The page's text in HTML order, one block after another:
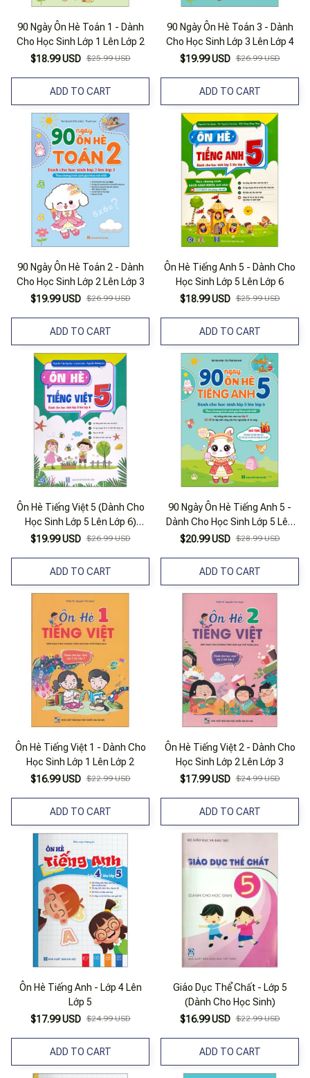
90 Ngày Ôn Hè Toán 1 - Dành
Cho Học Sinh Lớp 1 Lên Lớp 2
$18.99 USD $25.99 USD
ADD TO CART
90 Ngày Ôn Hè Toán 3 - Dành
Cho Học Sinh Lớp 3 Lên Lớp 4
$19.99 USD $26.99 USD
ADD TO CART
90 Ngày Ôn Hè Toán 2 - Dành
Cho Học Sinh Lớp 2 Lên Lớp 3
$19.99 USD $26.99 USD
ADD TO CART
Ôn Hè Tiếng Anh 5 - Dành Cho
Học Sinh Lớp 5 Lên Lớp 6
$18.99 USD $25.99 USD
ADD TO CART
Ôn Hè Tiếng Việt 5 (Dành Cho
Học Sinh Lớp 5 Lên Lớp 6)
(2022)
$19.99 USD $26.99 USD
ADD TO CART
90 Ngày Ôn Hè Tiếng Anh 5 -
Dành Cho Học Sinh Lớp 5 Lên
Lớp 6
$20.99 USD $28.99 USD
ADD TO CART
Ôn Hè Tiếng Việt 1 - Dành Cho
Học Sinh Lớp 1 Lên Lớp 2
$16.99 USD $22.99 USD
ADD TO CART
Ôn Hè Tiếng Việt 2 - Dành Cho
Học Sinh Lớp 2 Lên Lớp 3
$17.99 USD $24.99 USD
ADD TO CART
Ôn Hè Tiếng Anh - Lớp 4 Lên
Lớp 5
$17.99 USD $24.99 USD
ADD TO CART
Giáo Dục Thể Chất - Lớp 5
(Dành Cho Học Sinh)
$16.99 USD $22.99 USD
ADD TO CART